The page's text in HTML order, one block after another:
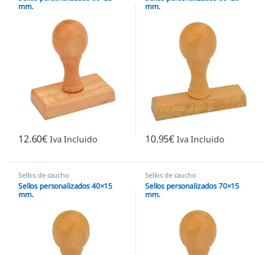
mm.
12.60€ Iva Incluido
mm.
10.95€ Iva Incluido
Sellos de caucho
Sellos personalizados 40×15
mm.
Sellos de caucho
Sellos personalizados 70×15
mm.